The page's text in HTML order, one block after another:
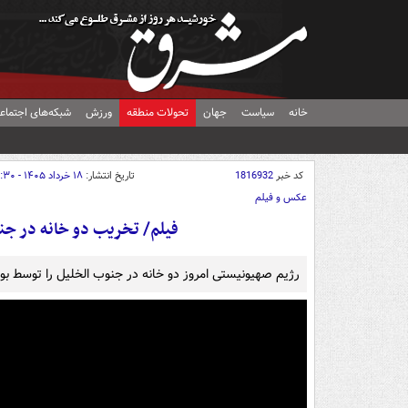
خانه سیاست جهان تحولات منطقه ورزش شبکه‌های
کد خبر1816932 تاریخ انتشار: ۱۸ خرداد ۱۴۰۵ - ۱۶:۳۰
عکس و فیلم
فیلم/ تخریب دو خانه در
رژیم صهیونیستی امروز دو خانه در جنوب الخلیل را توسط